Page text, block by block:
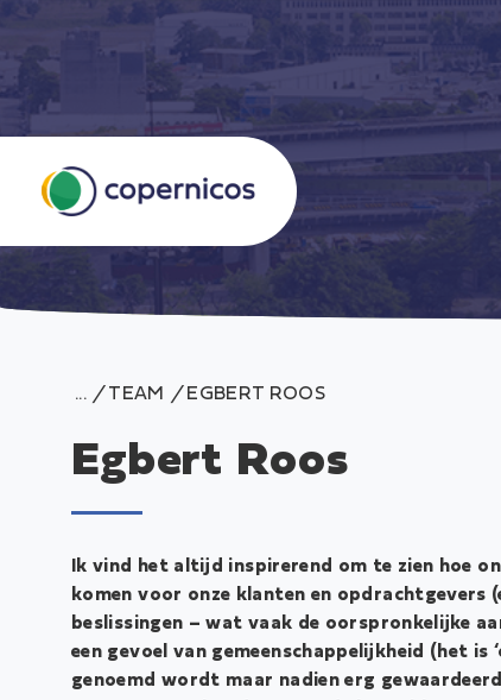
/ TEAM / EGBERT ROOS
Egbert Roos
Ik vind het altijd inspirerend om te zien hoe
komen voor onze klanten en opdrachtgevers
beslissingen – wat vaak de oorspronkelijke
een gevoel van gemeenschappelijkheid (het
genoemd wordt maar nadien erg